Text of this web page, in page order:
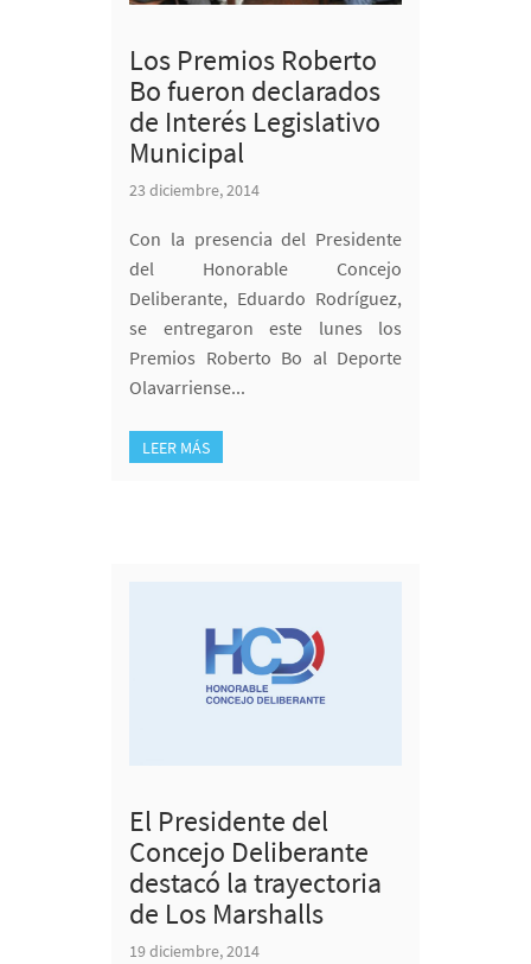
Los Premios Roberto
Bo fueron declarados
de Interés Legislativo
Municipal
23 diciembre, 2014
Con la presencia del Presidente
del Honorable Concejo
Deliberante, Eduardo Rodríguez,
se entregaron este lunes los
Premios Roberto Bo al Deporte
Olavarriense...
LEER MÁS
El Presidente del
Concejo Deliberante
destacó la trayectoria
de Los Marshalls
19 diciembre, 2014